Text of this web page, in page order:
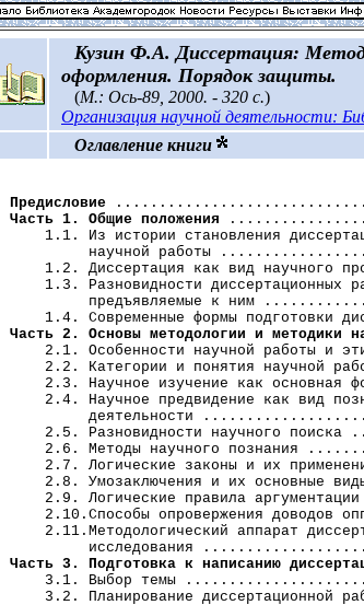
Кузин Ф.А. Диссертация:
оформления. Порядок защиты.
(М.: Ось-89, 2000. - 320 с.)
Организация научной деятельности:
Оглавление книги
Предисловие
Часть 1. Общие положения
1.1. Из истории становления
научной работы
1.2. Диссертация как вид научного
1.3. Разновидности диссертационных
предъявляемые к ним
1.4. Современные формы подготовки
Часть 2. Основы методологии и методики
2.1. Особенности научной работы и
2.2. Категории и понятия научной
2.3. Научное изучение как основная
2.4. Научное предвидение как вид
деятельности
2.5. Разновидности научного поиска
2.6. Методы научного познания
2.7. Логические законы и их
2.8. Умозаключения и их основные
2.9. Логические правила
2.10.Способы опровержения доводов
2.11.Методологический аппарат
исследования
Часть 3. Подготовка к написанию
3.1. Выбор темы
3.2. Планирование диссертационной